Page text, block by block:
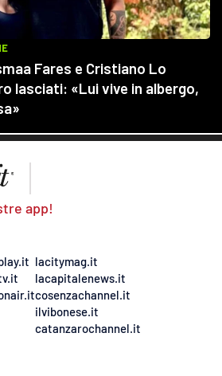
app!
lacitymag.it
lacapitalenews.it
cosenzachannel.it
ilvibonese.it
catanzarochannel.it